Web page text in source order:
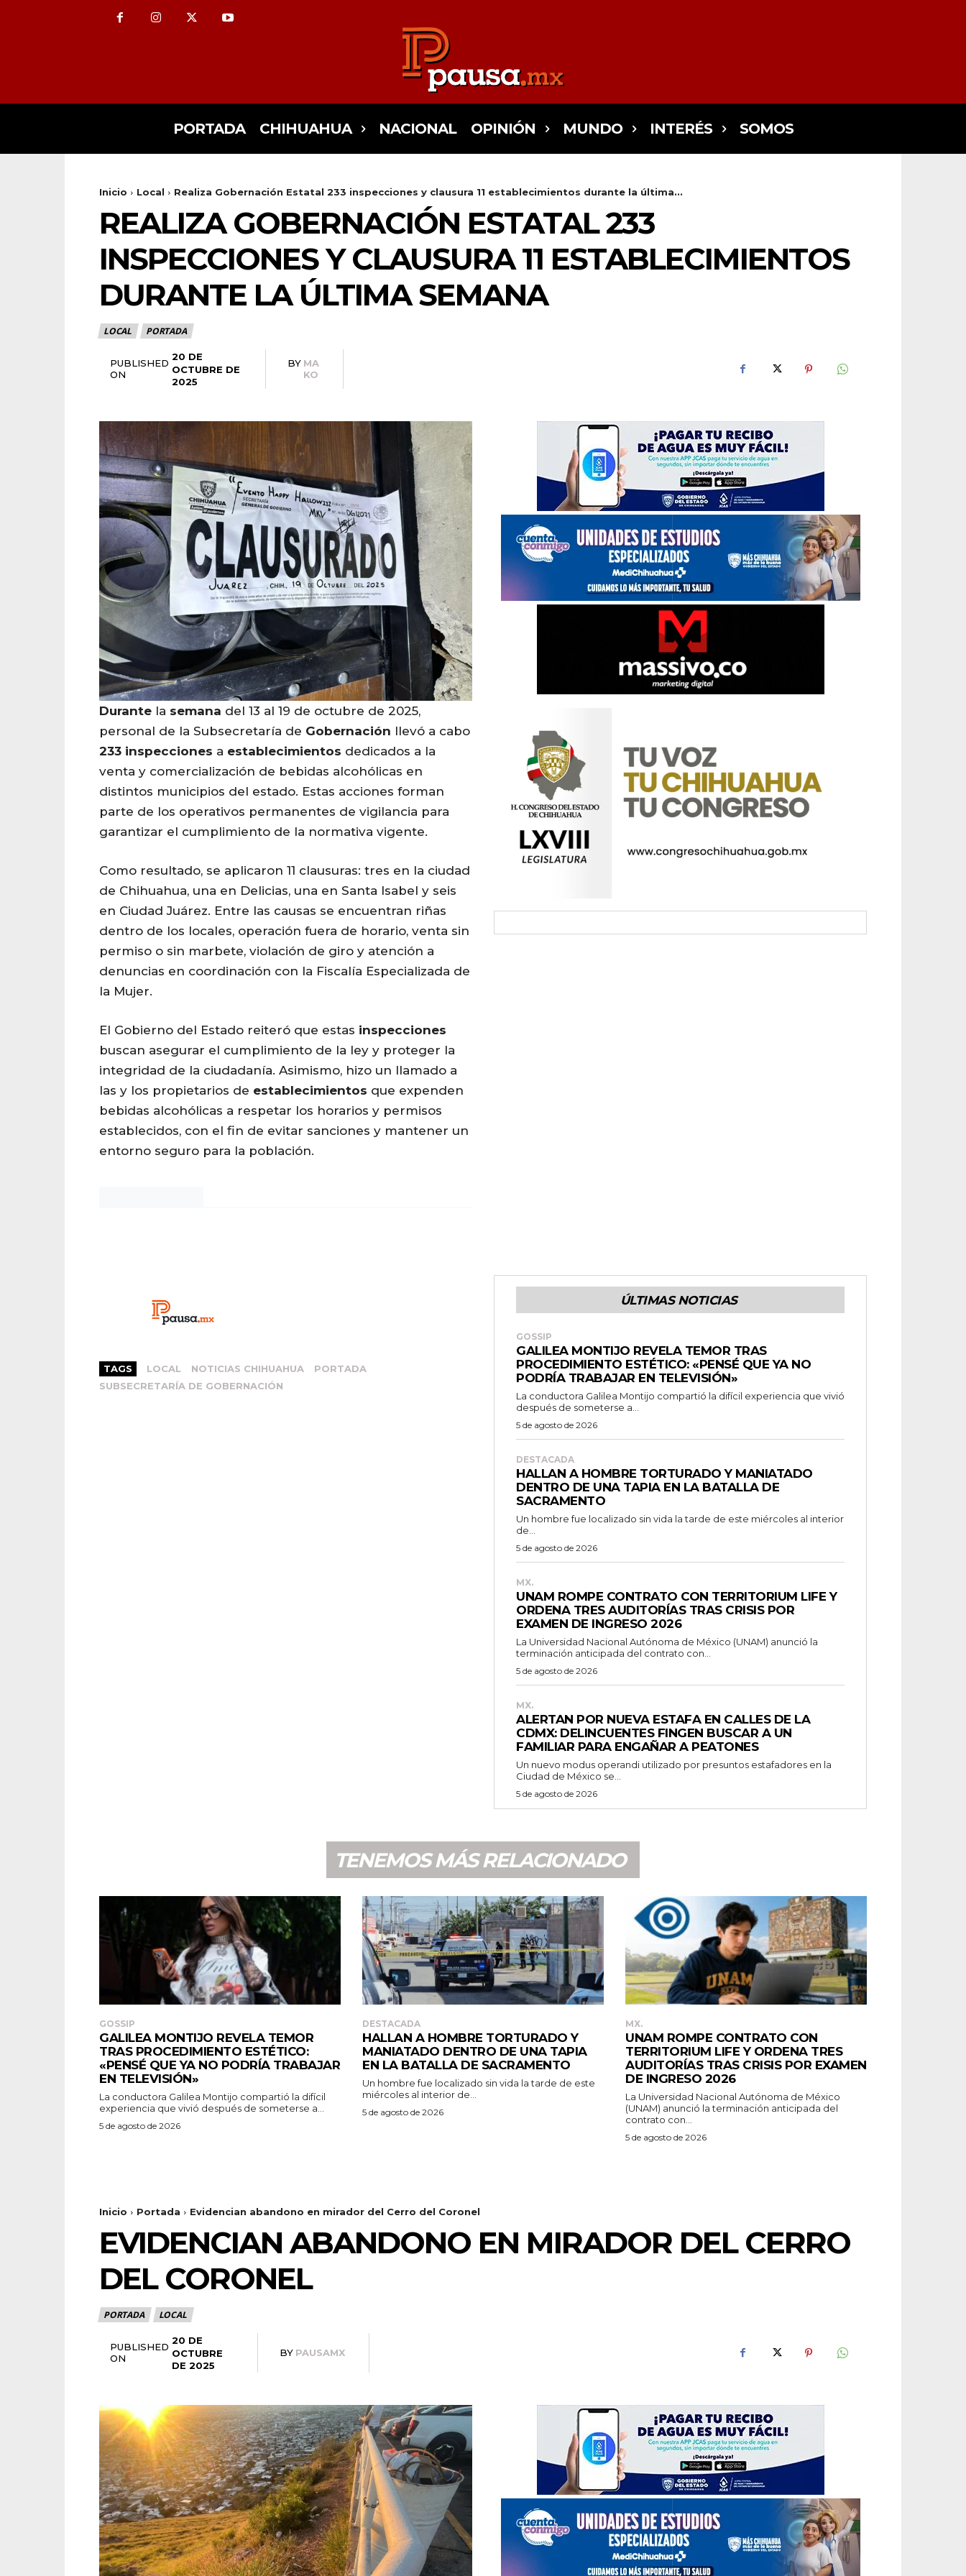
PORTADA CHIHUAHUA NACIONAL OPINIÓN MUNDO INTERÉS SOMOS
Inicio Local Realiza Gobernación Estatal 233 inspecciones y clausura 11 establecimientos durante la última...
REALIZA GOBERNACIÓN ESTATAL 233
INSPECCIONES Y CLAUSURA 11 ESTABLECIMIENTOS
DURANTE LA ÚLTIMA SEMANA
LOCAL PORTADA
PUBLISHED
ON
20 DE
OCTUBRE DE
2025
BY MA
KO
Durante la semana del 13 al 19 de octubre de 2025,
personal de la Subsecretaría de Gobernación llevó a cabo
233 inspecciones a establecimientos dedicados a la
venta y comercialización de bebidas alcohólicas en
distintos municipios del estado. Estas acciones forman
parte de los operativos permanentes de vigilancia para
garantizar el cumplimiento de la normativa vigente.
Como resultado, se aplicaron 11 clausuras: tres en la ciudad
de Chihuahua, una en Delicias, una en Santa Isabel y seis
en Ciudad Juárez. Entre las causas se encuentran riñas
dentro de los locales, operación fuera de horario, venta sin
permiso o sin marbete, violación de giro y atención a
denuncias en coordinación con la Fiscalía Especializada de
la Mujer.
El Gobierno del Estado reiteró que estas inspecciones
buscan asegurar el cumplimiento de la ley y proteger la
integridad de la ciudadanía. Asimismo, hizo un llamado a
las y los propietarios de establecimientos que expenden
bebidas alcohólicas a respetar los horarios y permisos
establecidos, con el fin de evitar sanciones y mantener un
entorno seguro para la población.
TAGS LOCAL NOTICIAS CHIHUAHUA
PORTADA
SUBSECRETARÍA DE GOBERNACIÓN
ÚLTIMAS NOTICIAS
GOSSIP
GALILEA MONTIJO REVELA TEMOR TRAS
PROCEDIMIENTO ESTÉTICO: «PENSÉ QUE YA NO
PODRÍA TRABAJAR EN TELEVISIÓN»
La conductora Galilea Montijo compartió la difícil experiencia que vivió
después de someterse a...
5 de agosto de 2026
DESTACADA
HALLAN A HOMBRE TORTURADO Y MANIATADO
DENTRO DE UNA TAPIA EN LA BATALLA DE
SACRAMENTO
Un hombre fue localizado sin vida la tarde de este miércoles al interior
de...
5 de agosto de 2026
MX.
UNAM ROMPE CONTRATO CON TERRITORIUM LIFE Y
ORDENA TRES AUDITORÍAS TRAS CRISIS POR
EXAMEN DE INGRESO 2026
La Universidad Nacional Autónoma de México (UNAM) anunció la
terminación anticipada del contrato con...
5 de agosto de 2026
MX.
ALERTAN POR NUEVA ESTAFA EN CALLES DE LA
CDMX: DELINCUENTES FINGEN BUSCAR A UN
FAMILIAR PARA ENGAÑAR A PEATONES
Un nuevo modus operandi utilizado por presuntos estafadores en la
Ciudad de México se...
5 de agosto de 2026
TENEMOS MÁS RELACIONADO
GOSSIP
GALILEA MONTIJO REVELA TEMOR
TRAS PROCEDIMIENTO ESTÉTICO:
«PENSÉ QUE YA NO PODRÍA TRABAJAR
EN TELEVISIÓN»
La conductora Galilea Montijo compartió la difícil
experiencia que vivió después de someterse a...
5 de agosto de 2026
DESTACADA
HALLAN A HOMBRE TORTURADO Y
MANIATADO DENTRO DE UNA TAPIA
EN LA BATALLA DE SACRAMENTO
Un hombre fue localizado sin vida la tarde de este
miércoles al interior de...
5 de agosto de 2026
MX.
UNAM ROMPE CONTRATO CON
TERRITORIUM LIFE Y ORDENA TRES
AUDITORÍAS TRAS CRISIS POR EXAMEN
DE INGRESO 2026
La Universidad Nacional Autónoma de México
(UNAM) anunció la terminación anticipada del
contrato con...
5 de agosto de 2026